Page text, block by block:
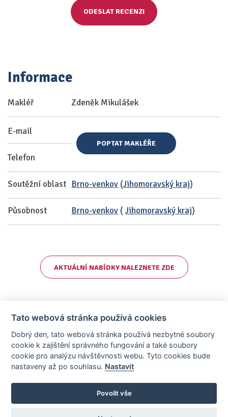
ODESLAT RECENZI
Informace
Makléř Zdeněk Mikulášek
E-mail
Telefon
POPTAT MAKLÉŘE
Soutěžní oblast Brno-venkov (Jihomoravský kraj)
Působnost Brno-venkov (Jihomoravský kraj)
AKTUÁLNÍ NABÍDKY NALEZNETE ZDE
Stránky vytvořeny v iD-SIGN
Provozovatelem tohoto serveru je společnost AllCzech Promotion, s.r.o.,
Tato webová stránka používá cookies
Dobrý den, tato webová stránka používá nezbytné soubory
cookie k zajištění správného fungování a také soubory
cookie pro analýzu návštěvnosti webu. Tyto cookies bude
nastaveny až po souhlasu. Nastavit
Povolit vše